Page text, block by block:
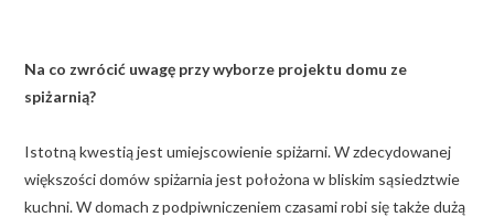
Na co zwrócić uwagę przy wyborze projektu domu ze
spiżarnią?
Istotną kwestią jest umiejscowienie spiżarni. W zdecydowanej
większości domów spiżarnia jest położona w bliskim sąsiedztwie
kuchni. W domach z podpiwniczeniem czasami robi się także dużą